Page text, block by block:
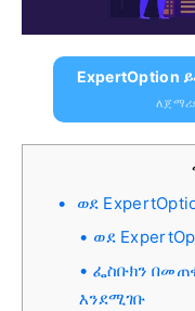
ExpertOption
ወደ
ወደ
ፌስቡክን
እንደሚገቡ